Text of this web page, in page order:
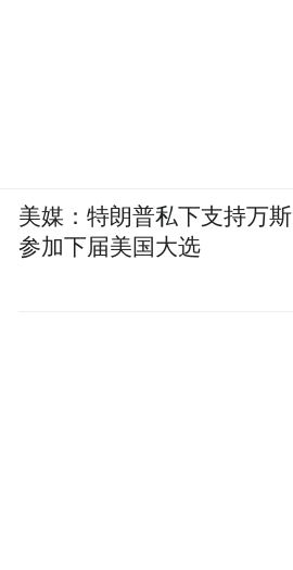
美媒：特朗普私下支持万斯
参加下届美国大选